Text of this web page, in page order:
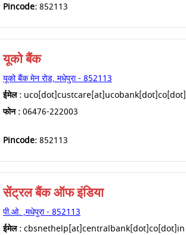
Pincode:852113
यूको बैंक
यूको बैंक मेन रोड, मधेपुरा - 852113
ईमेल :
फोन :06476-222003
Pincode:852113
सेंट्रल बैंक ऑफ इंडिया
पी.ओ. ,मधेपुरा - 852113
ईमेल :cbsnethelp[at]centralbank[dot]co[dot]in